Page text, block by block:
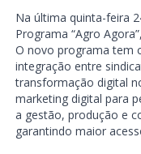
Na última quinta-feira
Programa “Agro
O novo programa tem
integração entre
transformação digital
marketing digital para
a gestão, produção e
garantindo maior